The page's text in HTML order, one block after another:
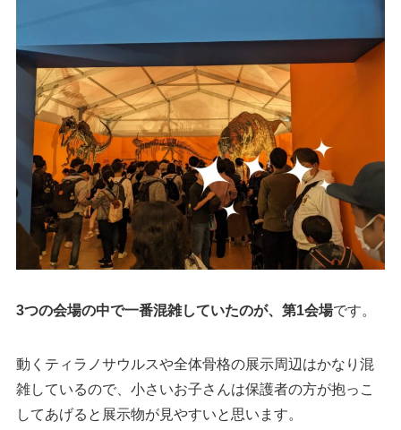
3つの会場の中で一番混雑していたのが、第1会場です。
動くティラノサウルスや全体骨格の展示周辺はかなり混
雑しているので、小さいお子さんは保護者の方が抱っこ
してあげると展示物が見やすいと思います。